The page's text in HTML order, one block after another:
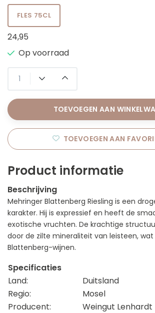
FLES 75CL
24,95
Op voorraad
TOEVOEGEN AAN
TOEVOEGEN AAN
Product informatie
Beschrijving
Mehringer Blattenberg Riesling is een
karakter. Hij is expressief en heeft de
exotische vruchten. De krachtige
door de zilte mineraliteit van leisteen,
Blattenberg-wijnen.
Specificaties
Land:
Duitsland
Regio:
Mosel
Producent:
Weingut Lenhardt